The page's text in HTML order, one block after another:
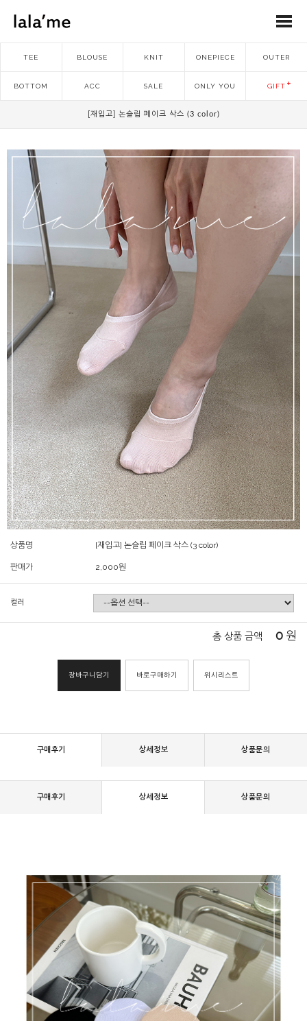
TEE BLOUSE KNIT ONEPIECE OUTER
BOTTOM ACC SALE ONLY YOU GIFT
[재입고] 논슬립 페이크 삭스 (3 color)
상품명 [재입고] 논슬립 페이크 삭스 (3 color)
판매가 2,000원
컬러
총 상품 금액 0 원
장바구니담기 바로구매하기 위시리스트
구매후기 상세정보 상품문의
구매후기 상세정보 상품문의